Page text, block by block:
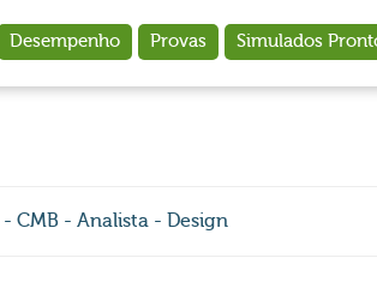
Desempenho Provas Simulados
- CMB - Analista - Design